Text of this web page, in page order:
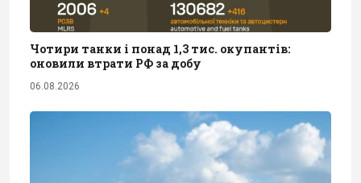
Чотири танки і понад 1,3 тис. окупантів:
оновили втрати РФ за добу
06.08.2026